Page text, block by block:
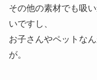
その他の素材でも吸
いですし、
お子さんやペットな
が。